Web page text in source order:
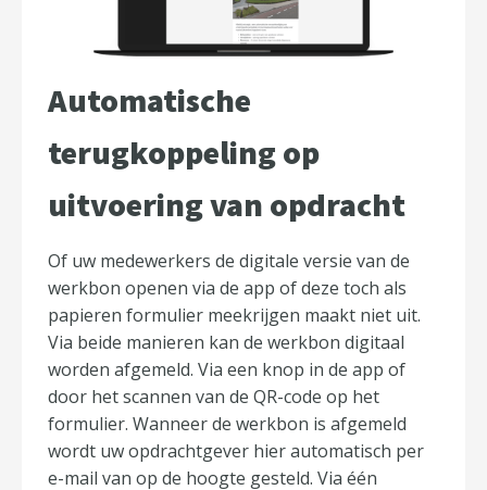
Automatische
terugkoppeling op
uitvoering van opdracht
Of uw medewerkers de digitale versie van de
werkbon openen via de app of deze toch als
papieren formulier meekrijgen maakt niet uit.
Via beide manieren kan de werkbon digitaal
worden afgemeld. Via een knop in de app of
door het scannen van de QR-code op het
formulier. Wanneer de werkbon is afgemeld
wordt uw opdrachtgever hier automatisch per
e-mail van op de hoogte gesteld. Via één